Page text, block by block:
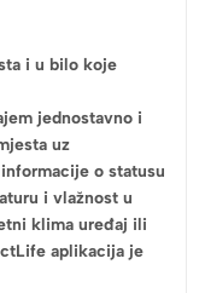
i u bilo koje
jednostavno i
uz
o statusu
i vlažnost u
klima uređaj ili
aplikacija je